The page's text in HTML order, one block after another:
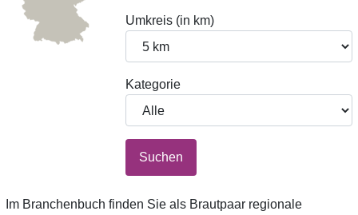
Umkreis (in km)
Kategorie
Suchen
Im Branchenbuch finden Sie als Brautpaar regionale